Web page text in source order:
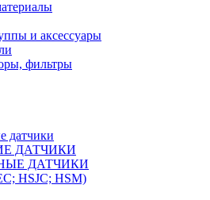
и аксессуары
фильтры
датчики
ДАТЧИКИ
ДАТЧИКИ
HSJС; HSM)